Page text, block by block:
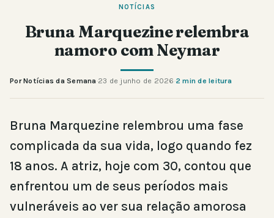
NOTÍCIAS
Bruna Marquezine relembra
namoro com Neymar
Por Notícias da Semana·23 de junho de 2026·2 min de leitura
Bruna Marquezine relembrou uma fase
complicada da sua vida, logo quando fez
18 anos. A atriz, hoje com 30, contou que
enfrentou um de seus períodos mais
vulneráveis ao ver sua relação amorosa